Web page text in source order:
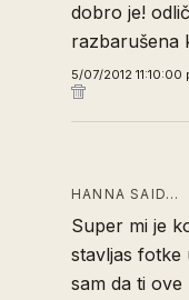
dobro je!
razbarušena
5/07/2012 11:10:00
HANNA SAID…
Super mi je
stavljas fotke
sam da ti